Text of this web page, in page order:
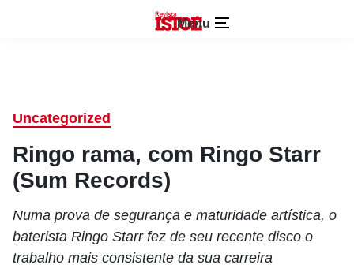
Menu
Uncategorized
Ringo rama, com Ringo Starr
(Sum Records)
Numa prova de segurança e maturidade artística, o
baterista Ringo Starr fez de seu recente disco o
trabalho mais consistente da sua carreira